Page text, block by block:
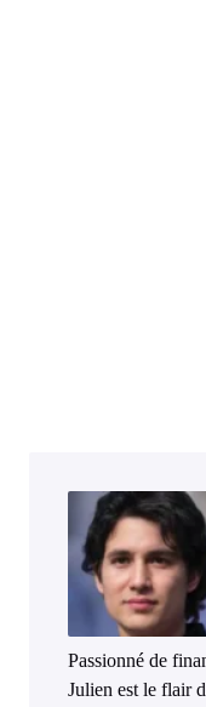
Passionné de
Julien est le flair